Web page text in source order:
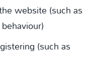
website (such as
(such as